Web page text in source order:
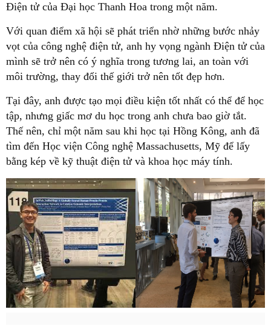
Điện tử của Đại học Thanh Hoa trong một năm.
Với quan điểm xã hội sẽ phát triển nhờ những bước nhảy
vọt của công nghệ điện tử, anh hy vọng ngành Điện tử của
mình sẽ trở nên có ý nghĩa trong tương lai, an toàn với
môi trường, thay đổi thế giới trở nên tốt đẹp hơn.
Tại đây, anh được tạo mọi điều kiện tốt nhất có thể để học
tập, nhưng giấc mơ du học trong anh chưa bao giờ tắt.
Thế nên, chỉ một năm sau khi học tại Hồng Kông, anh đã
tìm đến Học viện Công nghệ Massachusetts, Mỹ để lấy
bằng kép về kỹ thuật điện tử và khoa học máy tính.